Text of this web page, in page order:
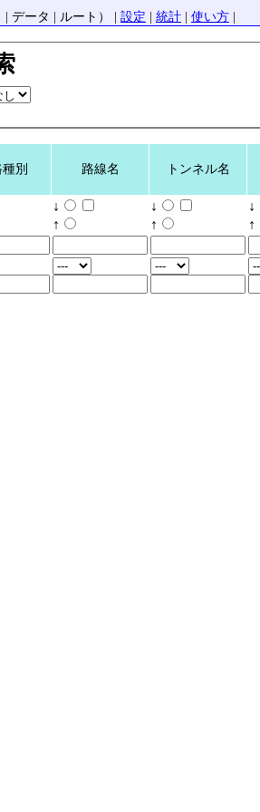
データ | ルート） | 設定 統計 使い方
別 路線名 トンネル名
↓
↑
↓
↑
↓
↑